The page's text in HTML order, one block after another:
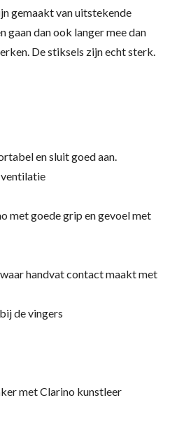
gemaakt van uitstekende
gaan dan ook langer mee dan
De stiksels zijn echt sterk.
en sluit goed aan.
met goede grip en gevoel met
handvat contact maakt met
de vingers
met Clarino kunstleer